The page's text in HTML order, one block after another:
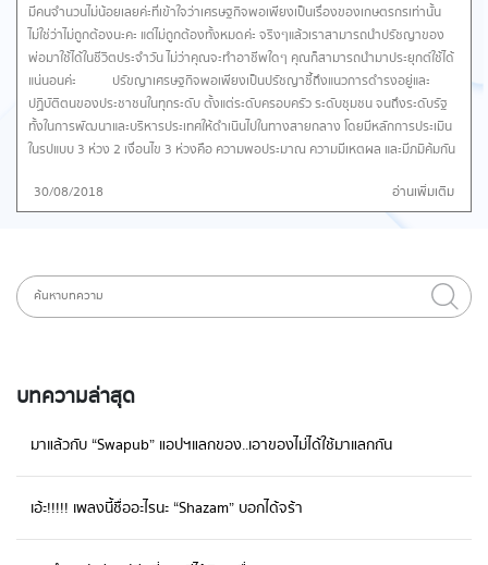
มีคนจำนวนไม่น้อยเลยค่ะที่เข้าใจว่าเศรษฐกิจพอเพียงเป็นเรื่องของเกษตรกรเท่านั้น
ไม่ใช่ว่าไม่ถูกต้องนะคะ แต่ไม่ถูกต้องทั้งหมดค่ะ จริงๆแล้วเราสามารถนำปรัชญาของ
พ่อมาใช้ได้ในชีวิตประจำวัน ไม่ว่าคุณจะทำอาชีพใดๆ คุณก็สามารถนำมาประยุกต์ใช้ได้
แน่นอนค่ะ ปรัขญาเศรษฐกิจพอเพียงเป็นปรัชญาชี้ถึงแนวการดำรงอยู่และ
ปฏิบัติตนของประชาชนในทุกระดับ ตั้งแต่ระดับครอบครัว ระดับชุมชน จนถึงระดับรัฐ
ทั้งในการพัฒนาและบริหารประเทศให้ดำเนินไปในทางสายกลาง โดยมีหลักการประเมิน
ในรูปแบบ 3 ห่วง 2 เงื่อนไข 3 ห่วงคือ ความพอประมาณ ความมีเหตุผล และมีภูมิคุ้มกัน
พัฒนาทำขึ้นโดยใช้หลักปรัชญาของพ่อหลวงเป็นแกน เพื่อให้คุณรู้จักคิด รู้จักใช้ และ
รู้จักความพอเพียงในชีวิตนั้นเองค่ะ แอปพลิเคชั่น “พอดี” มีส่วนช่วยกระตุกต่อม
คนทำได้ คนหลายคนก็น่าจะเป็นจุดเริ่มต้นของ “ความพอดี” ให้สังคมได้ไม่ยาก แอพ
พลิเคชั่น “พอดี” เป็นแอพพลิเคชั่นที่จะเข้ามาช่วยให้เราทบทวนความอยากของตัวเรา
ปรัขญาเศรษฐกิจแบบเข้าใจง่ายมาให้ด้วยนะคะ แอดมักจะไปอ่านทุกครั้งเวลาเข้าแอพ
ยากเลยจ้า เริ่มต้นใช้ด้วยการอัพรูป (อัพหรือไม่อัพก็ได้) แล้วกรอกข้อมูลส่วนตัวเกี่ยว
ในการประเมิน หลังจากใส่ข้อมูลครบถ้วนแล้ว แอพพลิเคชั่นจะคำนวณสถานะทางการ
เงิน และสร้างการ์ตูนน่ารักๆประจำตัวที่เหมาะสมกับเรา นอกจากจะมีสัญลักษณ์
ประจำตัวแล้ว ยังมีคำจำกัดความที่ทำให้สะอึกได้เบาๆ เน๊อะ ฮ่าๆๆ เอาล่ะค่ะพอได้
30/08/2018 อ่านเพิ่มเติม
บทความล่าสุด
มาแล้วกับ “Swapub” แอปฯแลกของ..เอาของไม่ได้ใช้มาแลกกัน
เอ้ะ!!!!! เพลงนี้ชื่ออะไรนะ “Shazam” บอกได้จร้า